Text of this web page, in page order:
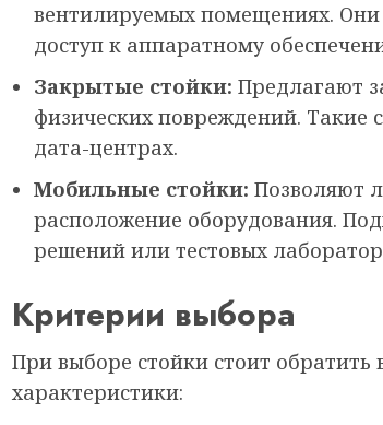
вентилируемых помещениях. Они
доступ к аппаратному
Закрытые стойки: Предлагают
физических повреждений. Такие
дата-центрах.
Мобильные стойки: Позволяют
расположение оборудования.
решений или тестовых
Критерии выбора
При выборе стойки стоит
характеристики: